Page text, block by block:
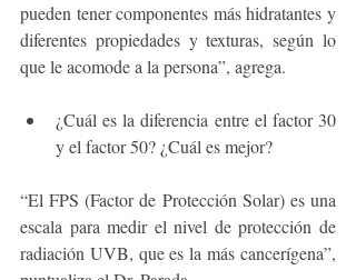
pueden tener componentes más hidratantes y
diferentes propiedades y texturas, según lo
que le acomode a la persona”, agrega.
¿Cuál es la diferencia entre el factor 30
y el factor 50? ¿Cuál es mejor?
“El FPS (Factor de Protección Solar) es una
escala para medir el nivel de protección de
radiación UVB, que es la más cancerígena”,